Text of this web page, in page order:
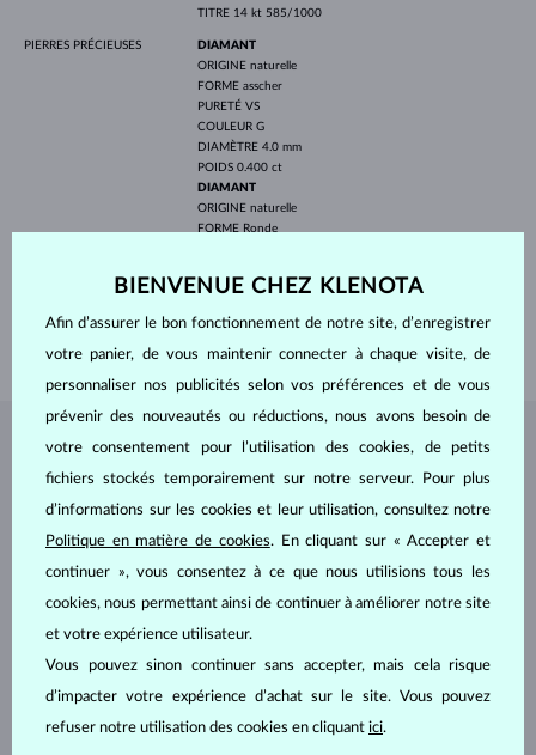
TITRE 14 kt 585/1000
PIERRES PRÉCIEUSES
DIAMANT
ORIGINE naturelle
FORME asscher
PURETÉ VS
COULEUR G
DIAMÈTRE 4.0 mm
POIDS 0.400 ct
DIAMANT
ORIGINE naturelle
FORME Ronde
DIAMÈTRE0.8 mm
BIJOUX DEL'ATELIER KLENOTA
BIENVENUE CHEZ KLENOTA
Afin d’assurer le bon fonctionnement de notre site, d’enregistrer
votre panier, de vous maintenir connecter à chaque visite, de
personnaliser nos publicités selon vos préférences et de vous
prévenir des nouveautés ou réductions, nous avons besoin de
votre consentement pour l’utilisation des cookies, de petits
fichiers stockés temporairement sur notre serveur. Pour plus
d’informations sur les cookies et leur utilisation, consultez notre
Politique en matière de cookies. En cliquant sur « Accepter et
continuer », vous consentez à ce que nous utilisions tous les
cookies, nous permettant ainsi de continuer à améliorer notre site
et votre expérience utilisateur.
Vous pouvez sinon continuer sans accepter, mais cela risque
d’impacter votre expérience d’achat sur le site. Vous pouvez
refuser notre utilisation des cookies en cliquant ici.